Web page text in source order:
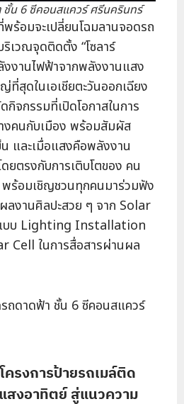
ชั้น 6 ซีคอนสแควร์ ศรีนครินทร์
ร้อมจะเปลี่ยนโฉมลานจอดรถ
เวณจุดติดตั้ง “โซลาร์
งานไฟฟ้าจากพลังงานแสง
สุดในเอเชียตะวันออกเฉียง
จกรรมที่เปิดโอกาสในการ
งคนกับเมือง พร้อมสัมผัส
และเมื่อแสงคือพลังงาน
ยตรงกับการเติบโตของ คน
ร้อมเชิญชวนทุกคนมาร่วมฟัง
ลงานศิลปะสวย ๆ จาก Solar
บบ Lighting Installation
Cell ในการสื่อสารผ่านผล
ถดาดฟ้า ชั้น 6 ซีคอนสแควร์
ครงการป้ายรถเมล์ติด
สงอาทิตย์ สู่แนวความ